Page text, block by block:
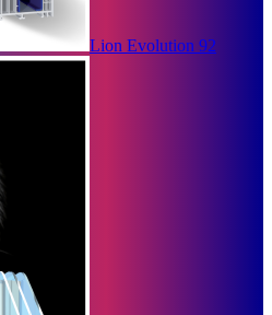
Lion Evolution 92